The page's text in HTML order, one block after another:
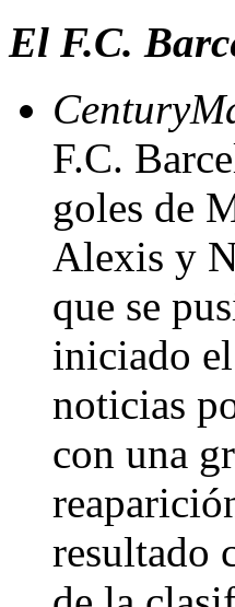
El F.C.
F.C.
goles de
Alexis y
que se
iniciado
noticias
con una
resultado